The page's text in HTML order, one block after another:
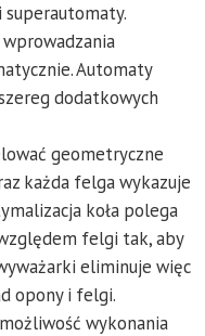
superautomaty.
Automaty
dodatkowych
geometryczne
każda felga wykazuje
koła polega
felgi tak, aby
eliminuje więc
opony i felgi.
wykonania